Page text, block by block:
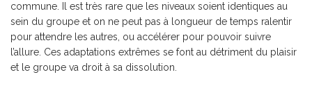
commune. Il est très rare que les niveaux soient identiques au
sein du groupe et on ne peut pas à longueur de temps ralentir
pour attendre les autres, ou accélérer pour pouvoir suivre
l’allure. Ces adaptations extrêmes se font au détriment du plaisir
et le groupe va droit à sa dissolution.